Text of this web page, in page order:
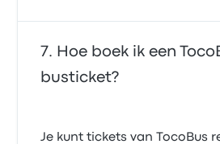
Hoe boek ik een
busticket?
Je kunt tickets van TocoBus